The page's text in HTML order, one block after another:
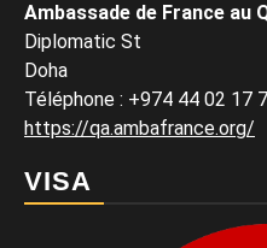
Ambassade de France au
Diplomatic St
Doha
Téléphone : +974 44 02 17
https://qa.ambafrance.org/
VISA